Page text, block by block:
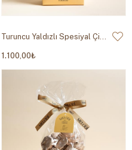
Turuncu Yaldızlı Spesiyal Çikolata 500g
1.100,00₺